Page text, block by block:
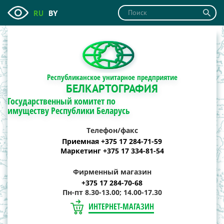
RU BY
Республиканское унитарное предприятие
БЕЛКАРТОГРАФИЯ
Государственный комитет по
имуществу Республики Беларусь
Телефон/факс
Приемная +375 17 284-71-59
Маркетинг +375 17 334-81-54
Фирменный магазин
+375 17 284-70-68
Пн-пт 8.30-13.00; 14.00-17.30
ИНТЕРНЕТ-МАГАЗИН